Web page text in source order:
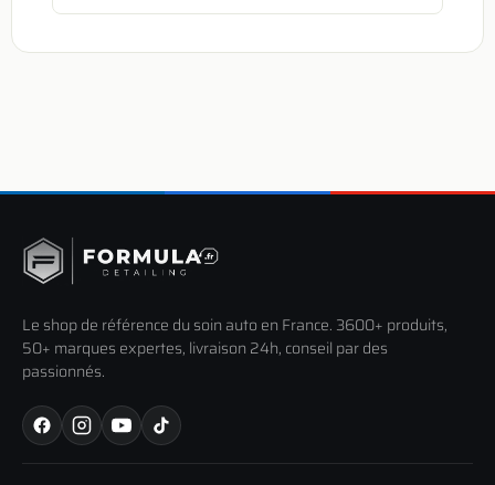
Le shop de référence du soin auto en France. 3600+ produits,
50+ marques expertes, livraison 24h, conseil par des
passionnés.